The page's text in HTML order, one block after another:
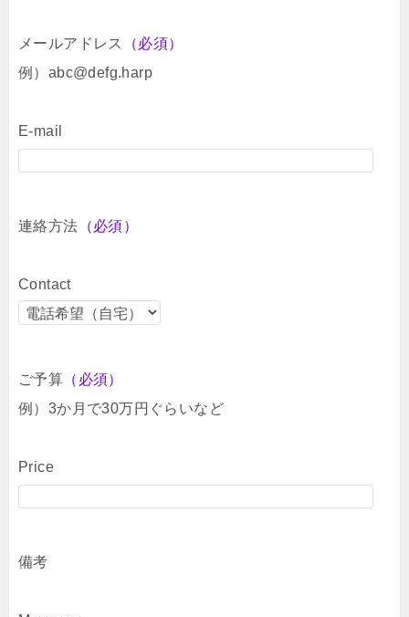
メールアドレス
（必須）
例）abc@defg.harp
E-mail
連絡方法 （必須）
Contact
ご予算 （必須）
例）3か月で30万円ぐらいなど
Price
備考